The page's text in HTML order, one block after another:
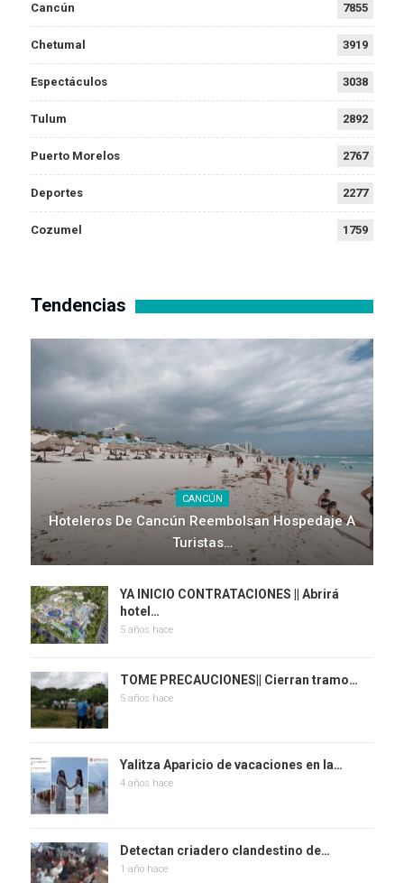
Cancún 7855
Chetumal 3919
Espectáculos 3038
Tulum 2892
Puerto Morelos 2767
Deportes 2277
Cozumel 1759
Tendencias
CANCÚN
Hoteleros De Cancún Reembolsan Hospedaje A
Turistas…
YA INICIO CONTRATACIONES || Abrirá
hotel…
5 años hace
TOME PRECAUCIONES|| Cierran tramo…
5 años hace
Yalitza Aparicio de vacaciones en la…
4 años hace
Detectan criadero clandestino de…
1 año hace